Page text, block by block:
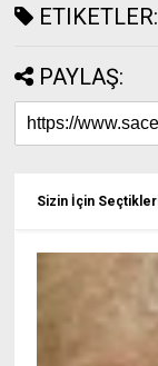
ETIKETLER:
PAYLAŞ:
Sizin İçin